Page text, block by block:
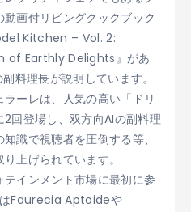
画付リビングクックブック
Kitchen – Vol. 2:
of Earthly Delights 』があ
料理長が説明しています。
ーレは、人気の高い「ドリ
回登場し、双方向AIの副料理
識で視聴者を圧倒する等、
上げられています。
インメント市場に最初に参
Faurecia Aptoideや